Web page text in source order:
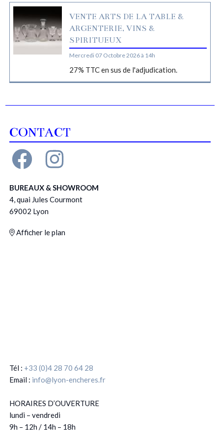
VENTE ARTS DE LA TABLE &
ARGENTERIE, VINS &
SPIRITUEUX
Mercredi 07 Octobre 2026 à 14h
27% TTC en sus de l'adjudication.
CONTACT
BUREAUX & SHOWROOM
4, quai Jules Courmont
69002 Lyon
Afficher le plan
Tél : +33 (0)4 28 70 64 28
Email : info@lyon-encheres.fr
HORAIRES D’OUVERTURE
lundi – vendredi
9h – 12h / 14h – 18h